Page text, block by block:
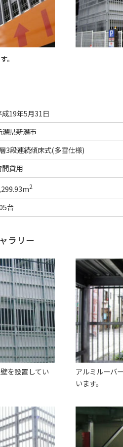
。
成19年5月31日
潟県新潟市
3段連続傾床式(多雪仕様)
間貸用
2
台
ラリー
を設置してい
アルミルーバ
います。